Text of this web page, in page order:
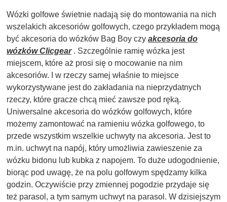
Wózki golfowe świetnie nadają się do montowania na nich
wszelakich akcesoriów golfowych, czego przykładem mogą
być akcesoria do wózków Bag Boy czy akcesoria do
wózków Clicgear. Szczególnie ramię wózka jest
miejscem, które aż prosi się o mocowanie na nim
akcesoriów. I w rzeczy samej właśnie to miejsce
wykorzystywane jest do zakładania na nieprzydatnych
rzeczy, które gracze chcą mieć zawsze pod ręką.
Uniwersalne akcesoria do wózków golfowych, które
możemy zamontować na ramieniu wózka golfowego, to
przede wszystkim wszelkie uchwyty na akcesoria. Jest to
m.in. uchwyt na napój, który umożliwia zawieszenie za
wózku bidonu lub kubka z napojem. To duże udogodnienie,
biorąc pod uwagę, że na polu golfowym spędzamy kilka
godzin. Oczywiście przy zmiennej pogodzie przydaje się
też parasol, a tym samym uchwyt na parasol. W dzisiejszym